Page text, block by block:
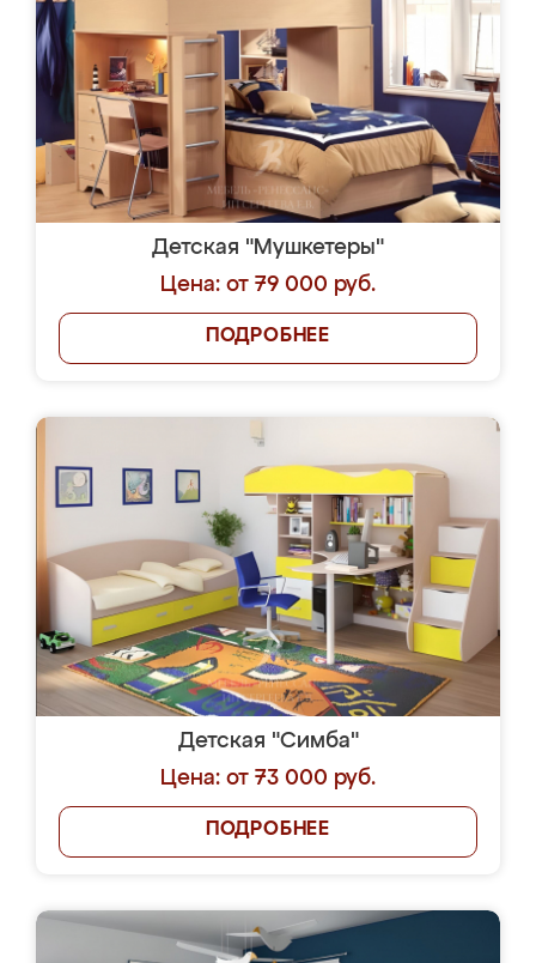
Детская "Мушкетеры"
Цена: от 79 000 руб.
ПОДРОБНЕЕ
Детская "Симба"
Цена: от 73 000 руб.
ПОДРОБНЕЕ